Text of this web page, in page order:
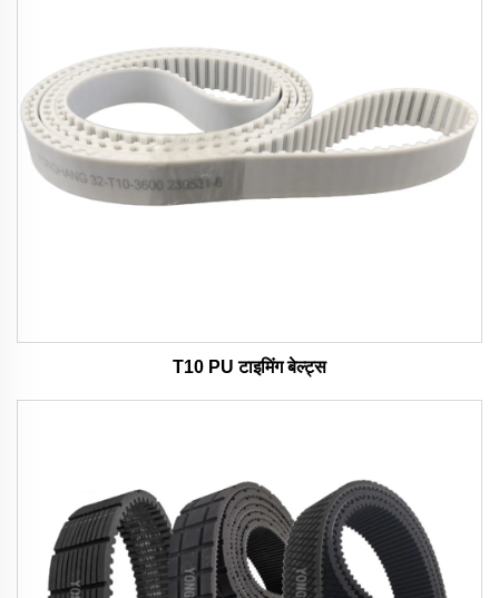
T10 PU टाइमिंग बेल्ट्स